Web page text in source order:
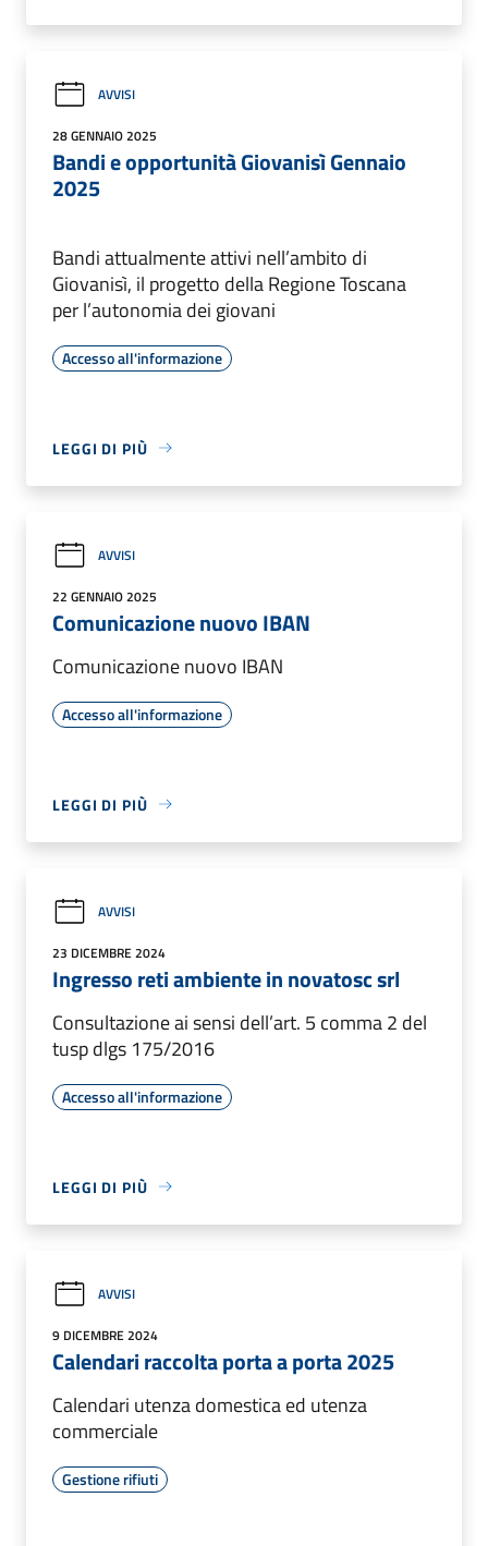
AVVISI
28 GENNAIO 2025
Bandi e opportunità Giovanisì Gennaio
2025
Bandi attualmente attivi nell’ambito di
Giovanisì, il progetto della Regione Toscana
per l’autonomia dei giovani
Accesso all'informazione
LEGGI DI PIÙ
AVVISI
22 GENNAIO 2025
Comunicazione nuovo IBAN
Comunicazione nuovo IBAN
Accesso all'informazione
LEGGI DI PIÙ
AVVISI
23 DICEMBRE 2024
Ingresso reti ambiente in novatosc srl
Consultazione ai sensi dell’art. 5 comma 2 del
tusp dlgs 175/2016
Accesso all'informazione
LEGGI DI PIÙ
AVVISI
9 DICEMBRE 2024
Calendari raccolta porta a porta 2025
Calendari utenza domestica ed utenza
commerciale
Gestione rifiuti